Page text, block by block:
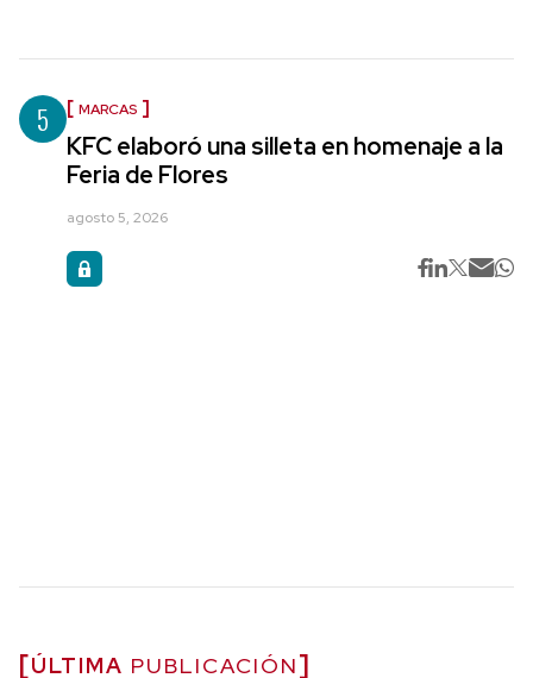
5 MARCAS
KFC elaboró una silleta en homenaje a la
Feria de Flores
agosto 5, 2026
ÚLTIMA PUBLICACIÓN